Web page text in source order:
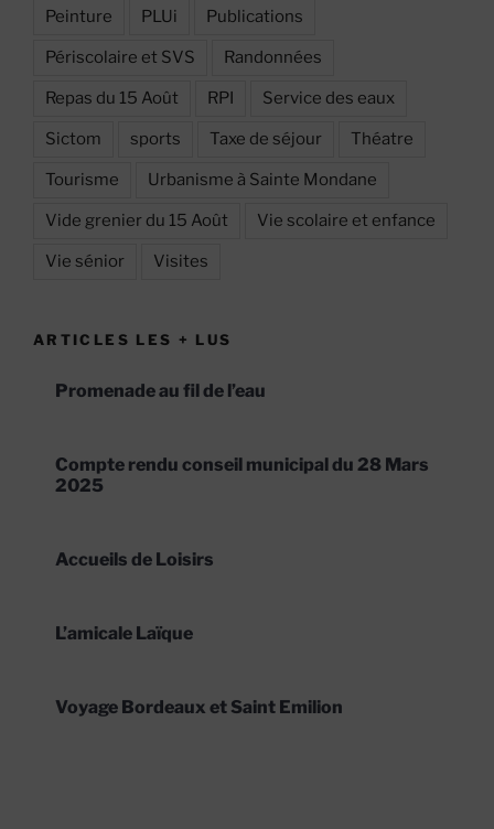
Peinture PLUi Publications
Périscolaire et SVS Randonnées
Repas du 15 Août RPI Service des eaux
Sictom sports Taxe de séjour Théatre
Tourisme Urbanisme à Sainte Mondane
Vide grenier du 15 Août Vie scolaire et enfance
Vie sénior Visites
ARTICLES LES + LUS
Promenade au fil de l’eau
Compte rendu conseil municipal du 28 Mars
2025
Accueils de Loisirs
L’amicale Laïque
Voyage Bordeaux et Saint Emilion